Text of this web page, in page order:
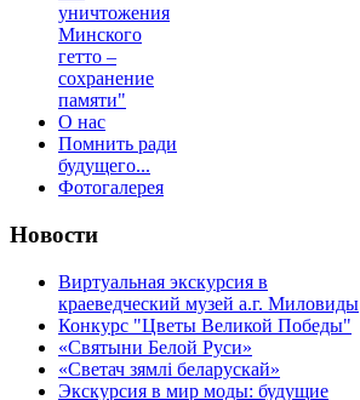
уничтожения
Минского
гетто –
сохранение
памяти"
О нас
Помнить ради
будущего...
Фотогалерея
Новости
Виртуальная экскурсия в
краеведческий музей а.г. Миловиды
Конкурс "Цветы Великой Победы"
«Святыни Белой Руси»
«Светач зямлі беларускай»
Экскурсия в мир моды: будущие